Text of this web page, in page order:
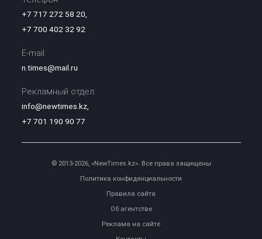
+7 717 272 58 20
+7 700 402 32 92
E-mail:
n.times@mail.ru
Рекламный отдел:
info@newtimes.kz,
+7 701 190 90 77
© 2013-2026, «NewTimes.kz». Все права защищены
Политика конфиденциальности
Правила сайта
Об агентстве
Реклама на сайте